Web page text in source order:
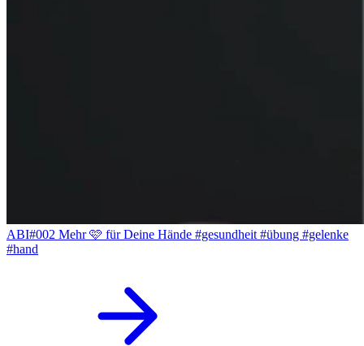
ABI#002 Mehr 🩷 für Deine Hände #gesundheit #übung #gelenke
#hand